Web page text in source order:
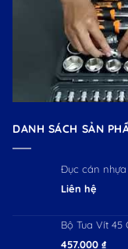
DANH SÁCH SẢN
Đục cán nhựa
Liên hệ
Bộ Tua Vít 45
457.000 ₫